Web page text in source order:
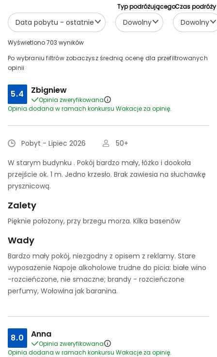
Typ podróżującego
Dowolny
Czas podróży
Dowolny
Data pobytu - ostatnie
Wyświetlono 703 wyników
Po wybraniu filtrów zobaczysz średnią ocenę dla przefiltrowanych
opinii
5.4 Zbigniew
Opinia zweryfikowana
Opinia dodana w ramach konkursu Wakacje za opinię.
Pobyt - Lipiec 2026
50+
W starym budynku . Pokój bardzo mały, łóżko i dookoła
przejście ok. 1 m. Jedno krzesło. Brak zawiesia na słuchawkę
prysznicową.
Zalety
Pięknie położony, przy brzegu morza. Kilka basenów
Wady
Bardzo mały pokój, niezgodny z opisem z reklamy. Stare
wyposażenie Napoje alkoholowe trudne do picia: białe wino
-rozcieńczone, nie smaczne; brandy - rozcieńczone
perfumy, Wołowina jak baranina.
8.0 Anna
Opinia zweryfikowana
Opinia dodana w ramach konkursu Wakacje za opinię.